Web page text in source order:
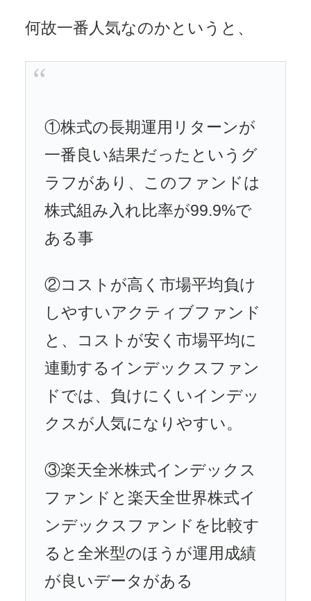
何故一番人気なのかというと、
①株式の長期運用リターンが
一番良い結果だったというグ
ラフがあり、このファンドは
株式組み入れ比率が99.9%で
ある事
②コストが高く市場平均負け
しやすいアクティブファンド
と、コストが安く市場平均に
連動するインデックスファン
ドでは、負けにくいインデッ
クスが人気になりやすい。
③楽天全米株式インデックス
ファンドと楽天全世界株式イ
ンデックスファンドを比較す
ると全米型のほうが運用成績
が良いデータがある